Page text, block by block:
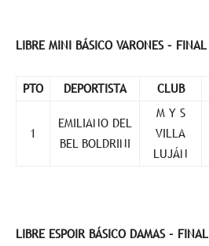
LIBRE MINI BÁSICO VARONES – FINAL
PTO DEPORTISTA CLUB
1
EMILIANO DEL
BEL BOLDRINI
M Y S
VILLA
LUJÁN
LIBRE ESPOIR BÁSICO DAMAS – FINAL